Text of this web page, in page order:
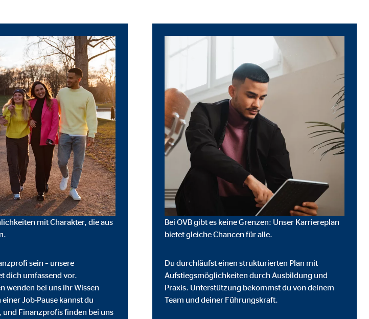
mit Charakter, die aus
sein – unsere
dich umfassend vor.
wenden bei uns ihr Wissen
Job-Pause kannst du
und Finanzprofis finden bei uns
Bei OVB gibt es keine Grenzen: Unser Karriereplan
bietet gleiche Chancen für alle.
Du durchläufst einen strukturierten Plan mit
Aufstiegsmöglichkeiten durch Ausbildung und
Praxis. Unterstützung bekommst du von deinem
Team und deiner Führungskraft.
blockiert. Durch das Akzeptieren von externen Medien
sogenannten Drittländern durch den Anbieter ein.